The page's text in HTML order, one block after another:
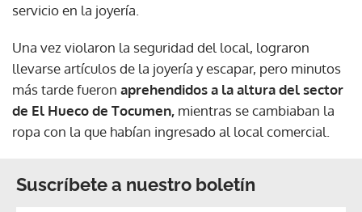
servicio en la joyería.
Una vez violaron la seguridad del local, lograron
llevarse artículos de la joyería y escapar, pero minutos
más tarde fueron aprehendidos a la altura del sector
de El Hueco de Tocumen, mientras se cambiaban la
ropa con la que habían ingresado al local comercial.
Suscríbete a nuestro boletín